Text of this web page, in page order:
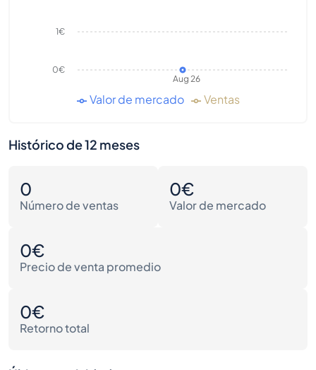
Aug 26
0€
1€
Valor de mercado Ventas
Histórico de 12 meses
0
Número de ventas
0€
Valor de mercado
0€
Precio de venta promedio
0€
Retorno total